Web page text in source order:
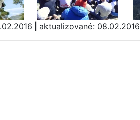
aktualizované: 08.02.2016